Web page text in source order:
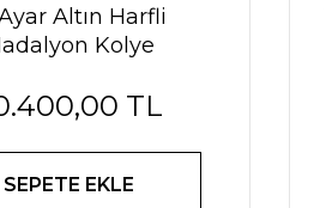
Altın Harfli
Kolye
TL
SEPETE EKLE